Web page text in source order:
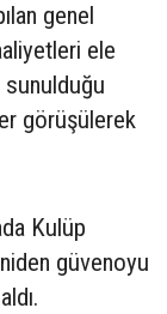
genel
ele
sunulduğu
görüşülerek
Kulüp
güvenoyu